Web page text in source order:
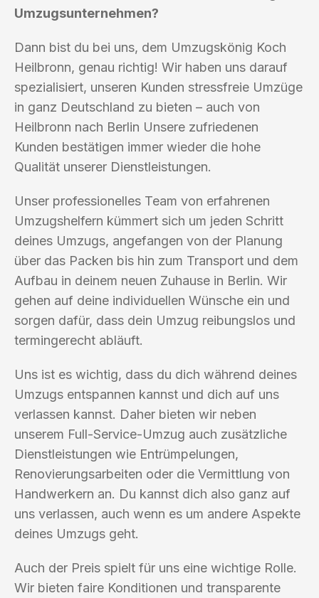
Umzugsunternehmen?
Dann bist du bei uns, dem Umzugskönig Koch
Heilbronn, genau richtig! Wir haben uns darauf
spezialisiert, unseren Kunden stressfreie Umzüge
in ganz Deutschland zu bieten – auch von
Heilbronn nach Berlin Unsere zufriedenen
Kunden bestätigen immer wieder die hohe
Qualität unserer Dienstleistungen.
Unser professionelles Team von erfahrenen
Umzugshelfern kümmert sich um jeden Schritt
deines Umzugs, angefangen von der Planung
über das Packen bis hin zum Transport und dem
Aufbau in deinem neuen Zuhause in Berlin. Wir
gehen auf deine individuellen Wünsche ein und
sorgen dafür, dass dein Umzug reibungslos und
termingerecht abläuft.
Uns ist es wichtig, dass du dich während deines
Umzugs entspannen kannst und dich auf uns
verlassen kannst. Daher bieten wir neben
unserem Full-Service-Umzug auch zusätzliche
Dienstleistungen wie Entrümpelungen,
Renovierungsarbeiten oder die Vermittlung von
Handwerkern an. Du kannst dich also ganz auf
uns verlassen, auch wenn es um andere Aspekte
deines Umzugs geht.
Auch der Preis spielt für uns eine wichtige Rolle.
Wir bieten faire Konditionen und transparente